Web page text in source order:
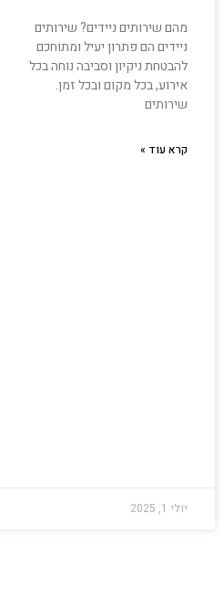
מהם שירותים ניידים? שירותים
ניידים הם פתרון יעיל ומתוחכם
להבטחת ניקיון וסביבה נוחה בכל
אירוע, בכל מקום ובכל זמן.
שירותים
קרא עוד »
יולי 1, 2025